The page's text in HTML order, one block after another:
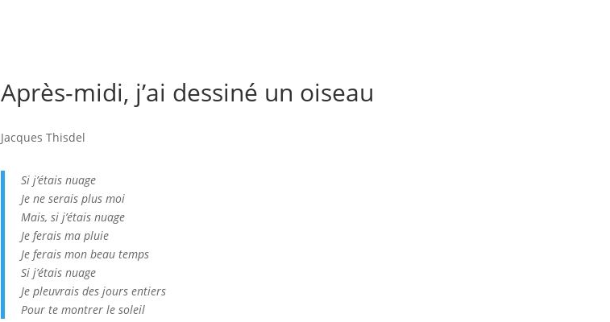
Après-midi, j’ai dessiné un oiseau
Jacques Thisdel
Si j’étais nuage
Je ne serais plus moi
Mais, si j’étais nuage
Je ferais ma pluie
Je ferais mon beau temps
Si j’étais nuage
Je pleuvrais des jours entiers
Pour te montrer le soleil